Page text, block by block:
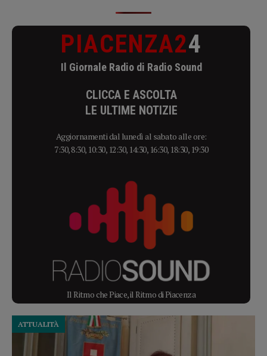
PIACENZA24
Il Giornale Radio di Radio Sound
CLICCA E ASCOLTA
LE ULTIME NOTIZIE
Aggiornamenti dal lunedì al sabato alle ore:
7:30, 8:30, 10:30, 12:30, 14:30, 16:30, 18:30, 19:30
Il Ritmo che Piace, il Ritmo di Piacenza
ATTUALITÀ